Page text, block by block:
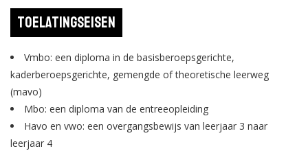
Toelatingseisen
Vmbo: een diploma in de basisberoepsgerichte,
kaderberoepsgerichte, gemengde of theoretische leerweg
(mavo)
Mbo: een diploma van de entreeopleiding
Havo en vwo: een overgangsbewijs van leerjaar 3 naar
leerjaar 4